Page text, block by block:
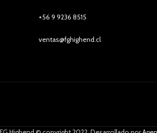
+56 9 9236 8515
ventas@fghighend.cl